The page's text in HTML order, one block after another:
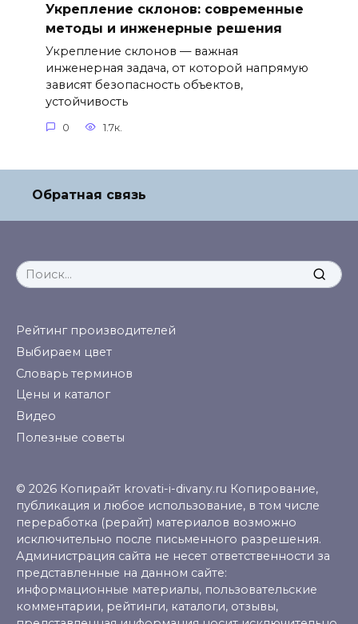
Укрепление склонов: современные
методы и инженерные решения
Укрепление склонов — важная
инженерная задача, от которой напрямую
зависят безопасность объектов,
устойчивость
0 1.7к.
Обратная связь
Search
for:
Рейтинг производителей
Выбираем цвет
Словарь терминов
Цены и каталог
Видео
Полезные советы
© 2026 Копирайт krovati-i-divany.ru Копирование,
публикация и любое использование, в том числе
переработка (рерайт) материалов возможно
исключительно после письменного разрешения.
Администрация сайта не несет ответственности за
представленные на данном сайте:
информационные материалы, пользовательские
комментарии, рейтинги, каталоги, отзывы,